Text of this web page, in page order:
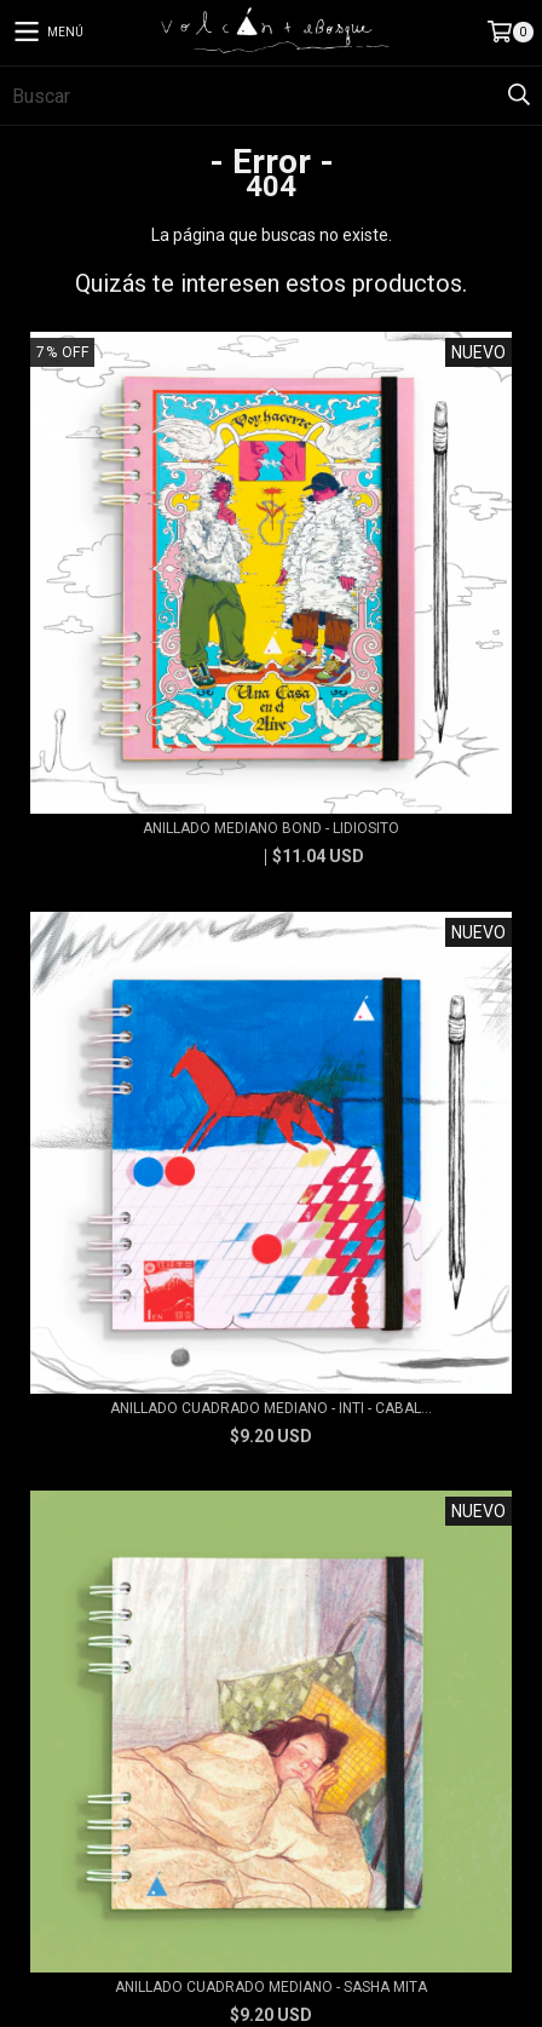
MENÚ 0
- Error -
404
La página que buscas no existe.
Quizás te interesen estos productos.
7 % OFF NUEVO
ANILLADO MEDIANO BOND - LIDIOSITO
$11.04 USD
NUEVO
ANILLADO CUADRADO MEDIANO - INTI - CABAL...
$9.20 USD
NUEVO
ANILLADO CUADRADO MEDIANO - SASHA MITA
$9.20 USD